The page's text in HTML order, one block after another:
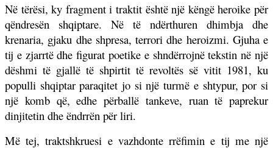
Në tërësi, ky fragment i traktit është një këngë heroike për
qëndresën shqiptare. Në të ndërthuren dhimbja dhe
krenaria, gjaku dhe shpresa, terrori dhe heroizmi. Gjuha e
tij e zjarrtë dhe figurat poetike e shndërrojnë tekstin në një
dëshmi të gjallë të shpirtit të revoltës së vitit 1981, ku
populli shqiptar paraqitet jo si një turmë e shtypur, por si
një komb që, edhe përballë tankeve, ruan të paprekur
dinjitetin dhe ëndrrën për liri.
Më tej, traktshkruesi e vazhdonte rrëfimin e tij me një